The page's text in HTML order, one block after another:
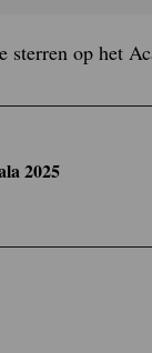
sterren op het
2025